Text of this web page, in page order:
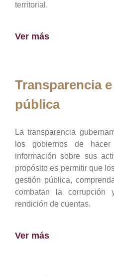
territorial.
Ver más
Transparencia
pública
La transparencia
los gobiernos de
información sobre sus
propósito es permitir que
gestión pública,
combatan la corrupción
rendición de cuentas.
Ver más